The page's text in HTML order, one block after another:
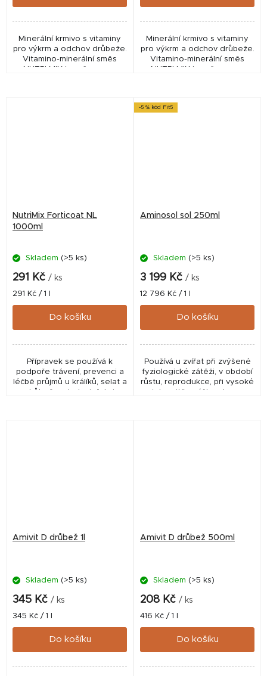
Minerální krmivo s vitaminy
pro výkrm a odchov drůbeže.
Vitamino-minerální směs
Minerální krmivo s vitaminy
pro výkrm a odchov drůbeže.
Vitamino-minerální směs
NutriMix Forticoat NL
1000ml
Skladem (>5 ks)
291 Kč / ks
Měrná
cena:
291 Kč / 1 l
Do košíku
Přípravek se používá k
podpoře trávení, prevenci a
léčbě průjmů u králíků, selat a
drůbeže a k desinfekci
-5 % kód Fit5
Aminosol sol 250ml
Skladem (>5 ks)
3 199 Kč / ks
Měrná
cena:
12 796 Kč / 1 l
Do košíku
Používá u zvířat při zvýšené
fyziologické zátěži, v období
růstu, reprodukce, při vysoké
intenzitě snášky, stresu
Amivit D drůbež 1l
Skladem (>5 ks)
345 Kč / ks
Měrná
cena:
345 Kč / 1 l
Do košíku
Amivit D drůbež 500ml
Skladem (>5 ks)
208 Kč / ks
Měrná
cena:
416 Kč / 1 l
Do košíku